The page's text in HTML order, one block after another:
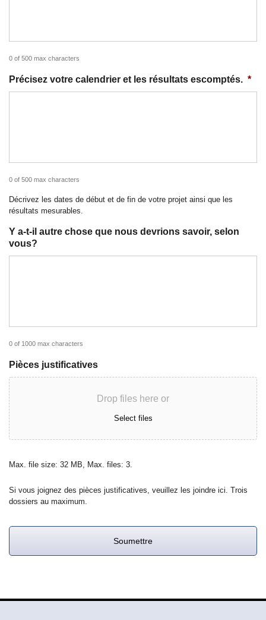
0 of 500 max characters
Précisez votre calendrier et les résultats escomptés. *
0 of 500 max characters
Décrivez les dates de début et de fin de votre projet ainsi que les
résultats mesurables.
Y a-t-il autre chose que nous devrions savoir, selon
vous?
0 of 1000 max characters
Pièces justificatives
Drop files here or
Select files
Max. file size: 32 MB, Max. files: 3.
Si vous joignez des pièces justificatives, veuillez les joindre ici. Trois
dossiers au maximum.